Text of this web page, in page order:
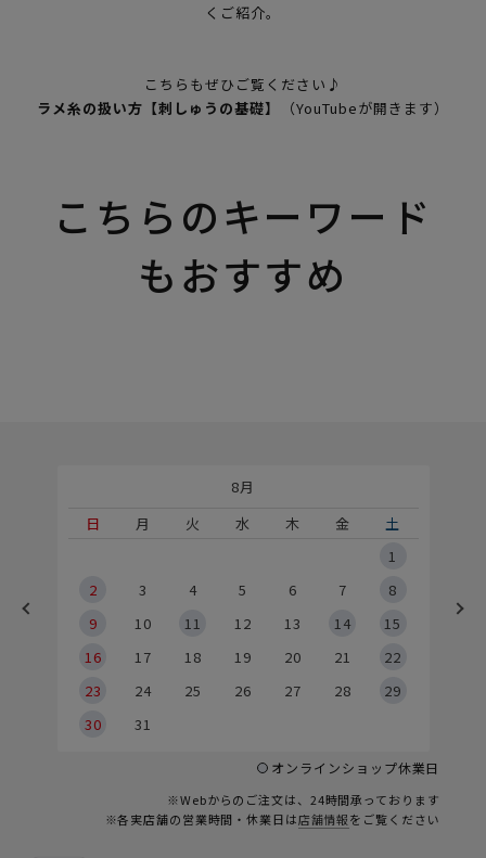
くご紹介。
こちらもぜひご覧ください♪
ラメ糸の扱い方【刺しゅうの基礎】
（YouTubeが開きます）
こちらのキーワード
もおすすめ
8月
日
月 火 水 木 金
土
1
2
3 4 5 6 7
8
9
10 11 12 13 14
15
16
17 18 19 20 21
22
23
24 25 26 27 28
29
30
31
オンラインショップ休業日
※Webからのご注文は、24時間承っております
※各実店舗の営業時間・休業日は店舗情報をご覧ください